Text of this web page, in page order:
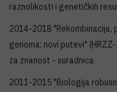
raznolikosti i genetičkih
2014-2018
genoma: novi putevi"
za znanost - suradnica
2011-2015 "Biologija